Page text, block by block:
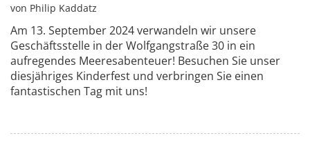
von Philip Kaddatz
Am 13. September 2024 verwandeln wir unsere
Geschäftsstelle in der Wolfgangstraße 30 in ein
aufregendes Meeresabenteuer! Besuchen Sie unser
diesjähriges Kinderfest und verbringen Sie einen
fantastischen Tag mit uns!